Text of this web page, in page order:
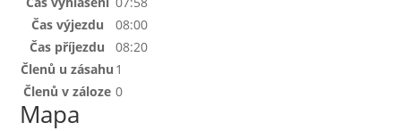
Čas výjezdu
08:00
Čas příjezdu
08:20
Členů u zásahu 1
Členů v záloze 0
Mapa